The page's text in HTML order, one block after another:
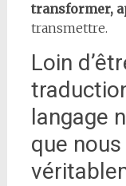
transformer,
transmettre.
Loin
langage
que